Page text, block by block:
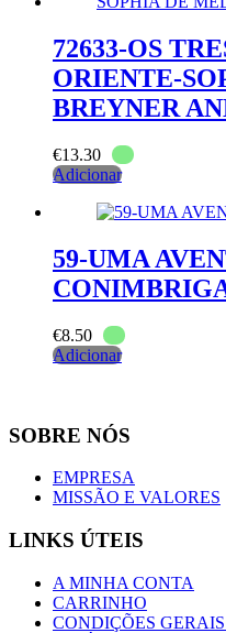
72633-OS
ORIENTE-
BREYNER
€13.30
Adicionar
59-UMA
€8.50
Adicionar
SOBRE NÓS
EMPRESA
MISSÃO E VALORES
LINKS ÚTEIS
A MINHA CONTA
CARRINHO
CONDIÇÕES